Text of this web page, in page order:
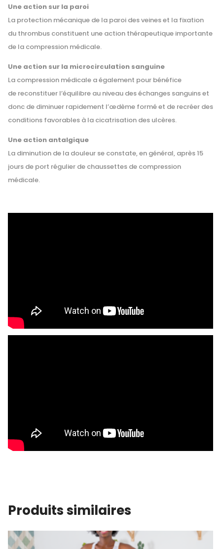
Une action sur la paroi
La protection mécanique de la paroi des veines et la fixation
du thrombus constituent une action thérapeutique importante
de la compression médicale.
Une action sur la microcirculation sanguine
La compression médicale a également pour bénéfice
de reconstituer l’équilibre au niveau des échanges sanguins et
donc de diminuer rapidement l’œdème formé et de recréer des
conditions favorables à la cicatrisation des ulcères.
Une action antalgique
La diminution de la douleur se constate, en général, après 15
jours de port régulier de chaussettes de compression
médicale.
Produits similaires